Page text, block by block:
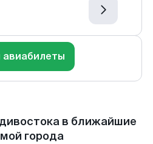
авиабилеты
в ближайшие
города